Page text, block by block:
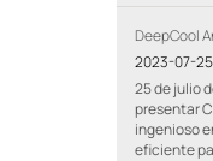
DeepCool
2023-07-25
25 de julio
presentar
ingenioso
eficiente